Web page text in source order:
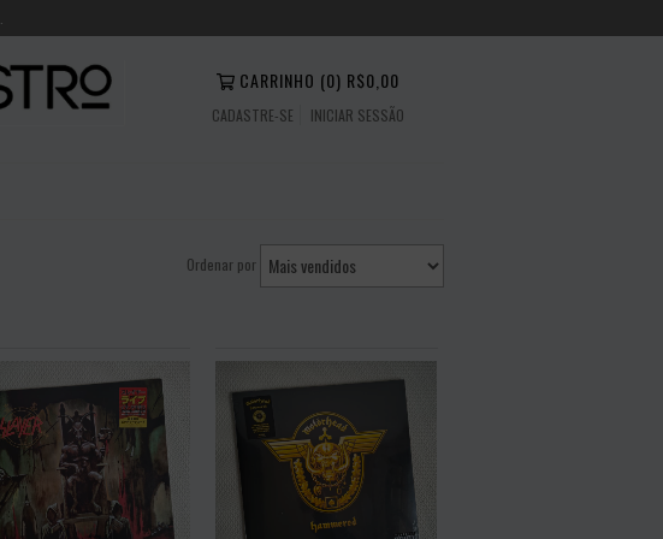
CARRINHO (0) R$0,00
CADASTRE-SE INICIAR SESSÃO
Ordenar por